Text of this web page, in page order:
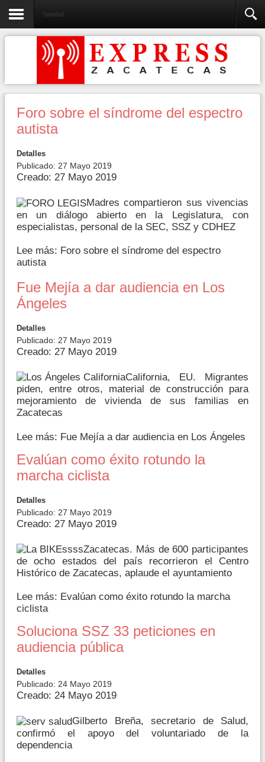
Sociedad
Foro sobre el síndrome del espectro
autista
Detalles
Publicado: 27 Mayo 2019
Creado: 27 Mayo 2019
Madres compartieron sus vivencias
en un diálogo abierto en la Legislatura, con
especialistas, personal de la SEC, SSZ y CDHEZ
Lee más: Foro sobre el síndrome del espectro
autista
Fue Mejía a dar audiencia en Los
Ángeles
Detalles
Publicado: 27 Mayo 2019
Creado: 27 Mayo 2019
California, EU. Migrantes
piden, entre otros, material de construcción para
mejoramiento de vivienda de sus familias en
Zacatecas
Lee más: Fue Mejía a dar audiencia en Los Ángeles
Evalúan como éxito rotundo la
marcha ciclista
Detalles
Publicado: 27 Mayo 2019
Creado: 27 Mayo 2019
Zacatecas. Más de 600 participantes
de ocho estados del país recorrieron el Centro
Histórico de Zacatecas, aplaude el ayuntamiento
Lee más: Evalúan como éxito rotundo la marcha
ciclista
Soluciona SSZ 33 peticiones en
audiencia pública
Detalles
Publicado: 24 Mayo 2019
Creado: 24 Mayo 2019
Gilberto Breña, secretario de Salud,
confirmó el apoyo del voluntariado de la
dependencia